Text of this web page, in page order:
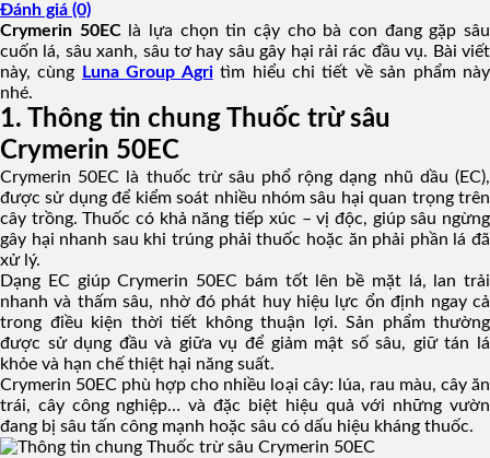
Đánh giá (0)
Crymerin 50EClà lựa chọn tin cậy cho bà con đang gặp sâu
cuốn lá, sâu xanh, sâu tơ hay sâu gây hại rải rác đầu vụ. Bài viết
này, cùng
Luna Group Agritìm hiểu chi tiết về sản phẩm này
nhé.
1. Thông tin chung Thuốc trừ sâu
Crymerin 50EC
Crymerin 50EC là thuốc trừ sâu phổ rộng dạng nhũ dầu (EC),
được sử dụng để kiểm soát nhiều nhóm sâu hại quan trọng trên
cây trồng. Thuốc có khả năng tiếp xúc – vị độc, giúp sâu ngừng
gây hại nhanh sau khi trúng phải thuốc hoặc ăn phải phần lá đã
xử lý.
Dạng EC giúp Crymerin 50EC bám tốt lên bề mặt lá, lan trải
nhanh và thấm sâu, nhờ đó phát huy hiệu lực ổn định ngay cả
trong điều kiện thời tiết không thuận lợi. Sản phẩm thường
được sử dụng đầu và giữa vụ để giảm mật số sâu, giữ tán lá
khỏe và hạn chế thiệt hại năng suất.
Crymerin 50EC phù hợp cho nhiều loại cây: lúa, rau màu, cây ăn
trái, cây công nghiệp… và đặc biệt hiệu quả với những vườn
đang bị sâu tấn công mạnh hoặc sâu có dấu hiệu kháng thuốc.